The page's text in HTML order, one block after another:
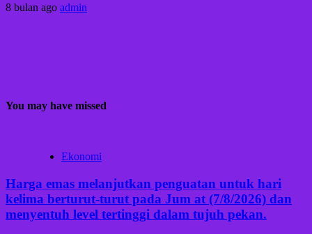
8 bulan ago admin
You may have missed
Ekonomi
Harga emas melanjutkan penguatan untuk hari
kelima berturut-turut pada Jum at (7/8/2026) dan
menyentuh level tertinggi dalam tujuh pekan.